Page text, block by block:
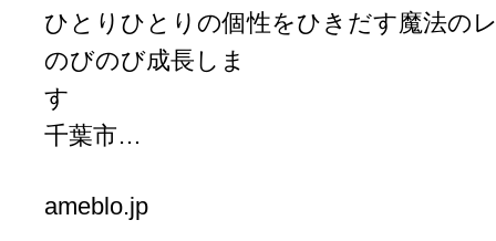
ひとりひとりの個性をひきだす魔法の
のびのび成長しま
千葉市…
ameblo.jp